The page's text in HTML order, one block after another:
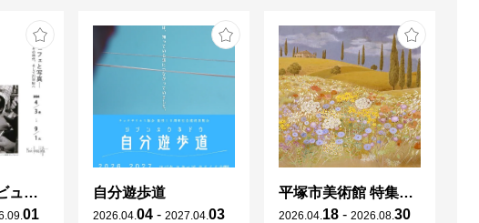
ベルナール・ビュフェと写真 ーカメラがとらえたビュフェとその時代、そして21 世紀へ
09 01
自分遊歩道
2026 04 04 - 2027 04 03
平塚市美術館 特集展 花の表現、その多様性／特別展示 新収蔵品展
2026 04 18 - 2026 08 30